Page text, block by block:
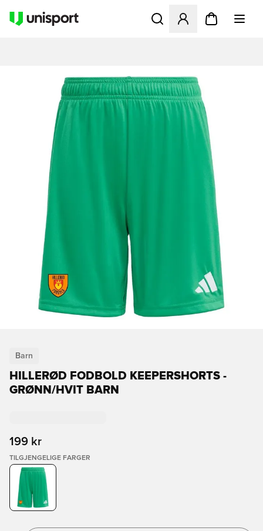
Åpner en Modal for å
Barn
HILLERØD FODBOLD KEEPERSHORTS -
GRØNN/HVIT BARN
199 kr
TILGJENGELIGE FARGER